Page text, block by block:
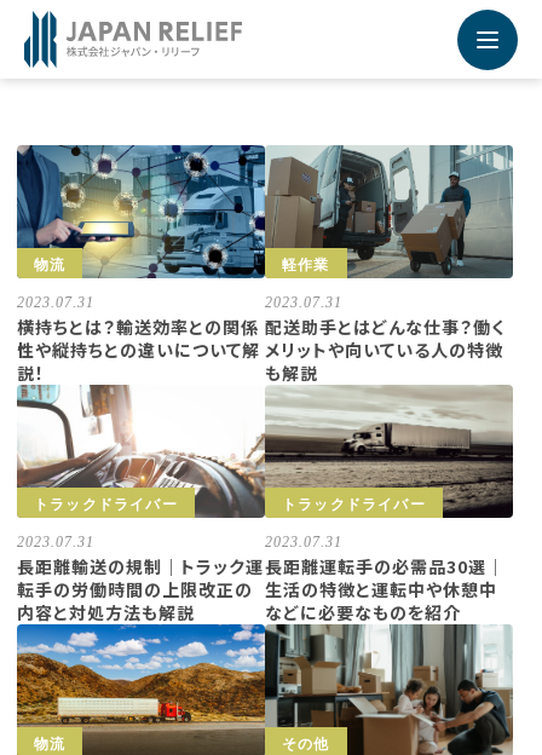
物流
2023.07.31
横持ちとは？輸送効率との関係
性や縦持ちとの違いについて解
説！
軽作業
2023.07.31
配送助手とはどんな仕事？働く
メリットや向いている人の特徴
も解説
トラックドライバー
2023.07.31
長距離輸送の規制｜トラック運
転手の労働時間の上限改正の
内容と対処方法も解説
トラックドライバー
2023.07.31
長距離運転手の必需品30選｜
生活の特徴と運転中や休憩中
などに必要なものを紹介
物流 その他
Recruiting Site - 採用サイト
未来を運ぶ運送業専門の求人転職情報サービス
採用サイトの詳細はこちらから